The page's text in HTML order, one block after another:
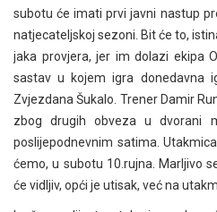
subotu će imati prvi javni nastup
natjecateljskoj sezoni. Bit će to,
jaka provjera, jer im dolazi ekipa
sastav u kojem igra donedavna
Zvjezdana Šukalo. Trener Damir
zbog drugih obveza u dvorani
poslijepodnevnim satima.
ćemo, u subotu 10.rujna. Marljivo
će vidljiv, opći je utisak, već na